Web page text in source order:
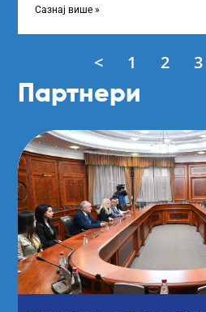
Сазнај више »
< 1 2 3
Партнери